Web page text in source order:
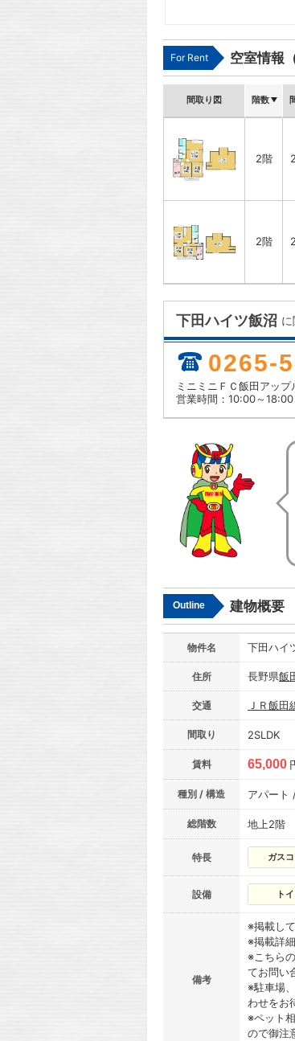
For Rent 空室情報
間取り図 階数
2階
2階
下田ハイツ飯沼
0265-
ミニミニＦＣ飯田アップ
営業時間：10:00～18:00
Outline 建物概要
物件名 下田ハイ
住所 長野県飯
交通 ＪＲ飯田
間取り 2SLDK
賃料 65,000
種別 / 構造 アパート
総階数 地上2階
特長 ガス
設備 ト
備考
※掲載し
※掲載詳
※こちら
てお問い
※駐車場
わせをお
※ペット
ので御注